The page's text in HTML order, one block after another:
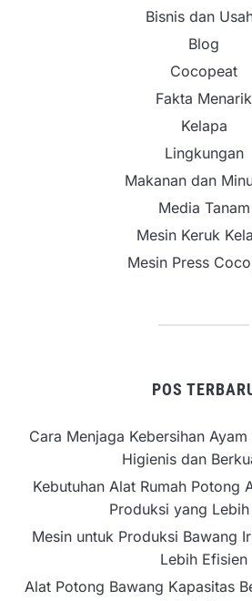
Bisnis dan
Blog
Cocopeat
Fakta Menarik
Kelapa
Lingkungan
Makanan dan
Media Tanam
Mesin Keruk
Mesin Press
POS
Cara Menjaga Kebersihan
Higienis dan
Kebutuhan Alat Rumah Potong
Produksi yang
Mesin untuk Produksi Bawang
Lebih Efisien
Alat Potong Bawang Kapasitas